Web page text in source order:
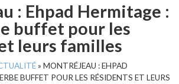
: Ehpad Hermitage :
buffet pour les
leurs familles
» MONTRÉJEAU : EHPAD
BUFFET POUR LES RÉSIDENTS ET LEURS